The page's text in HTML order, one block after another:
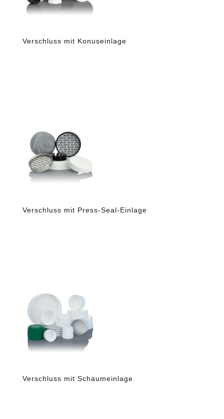
Verschluss mit Konuseinlage
Verschluss mit Press-Seal-Einlage
Verschluss mit Schaumeinlage